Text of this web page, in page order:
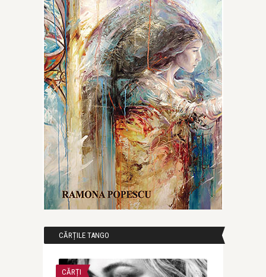
CĂRȚILE TANGO
CĂRȚI